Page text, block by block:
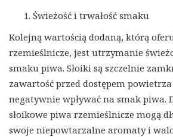
Świeżość i trwałość smaku
Kolejną wartością dodaną, którą
rzemieślnicze, jest utrzymanie
smaku piwa. Słoiki są szczelnie
zawartość przed dostępem
negatywnie wpływać na smak piwa.
słoikowe piwa rzemieślnicze mogą
swoje niepowtarzalne aromaty i